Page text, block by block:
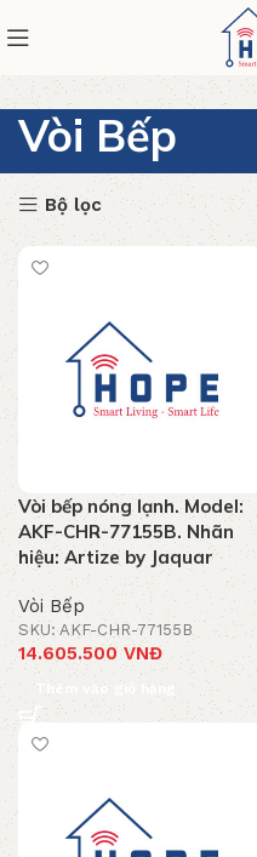
Vòi Bếp
Bộ lọc
Vòi bếp nóng lạnh. Model:
AKF-CHR-77155B. Nhãn
hiệu: Artize by Jaquar
Vòi Bếp
SKU: AKF-CHR-77155B
14.605.500VNĐ
Thêm vào giỏ hàng